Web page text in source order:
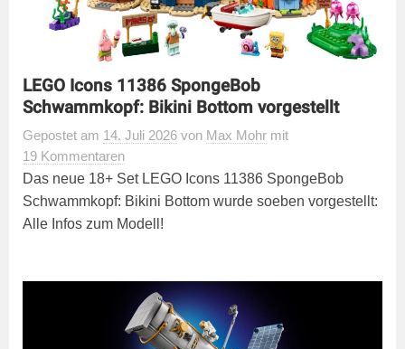
LEGO Icons 11386 SpongeBob
Schwammkopf: Bikini Bottom vorgestellt
Gepostet am 14. Juli 2026 von Max Mohr mit
19 Kommentaren
Das neue 18+ Set LEGO Icons 11386 SpongeBob
Schwammkopf: Bikini Bottom wurde soeben vorgestellt:
Alle Infos zum Modell!